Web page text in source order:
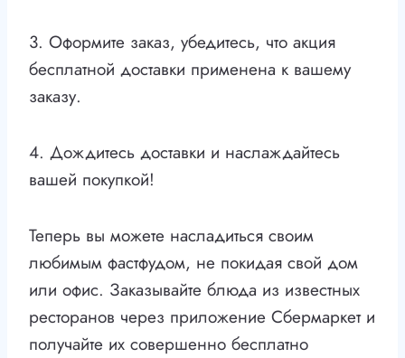
3. Оформите заказ, убедитесь, что акция
бесплатной доставки применена к вашему
заказу.
4. Дождитесь доставки и наслаждайтесь
вашей покупкой!
Теперь вы можете насладиться своим
любимым фастфудом, не покидая свой дом
или офис. Заказывайте блюда из известных
ресторанов через приложение Сбермаркет и
получайте их совершенно бесплатно